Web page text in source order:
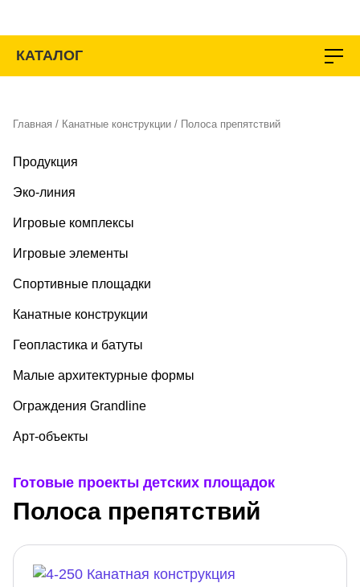
содержимому
КАТАЛОГ
Главная / Канатные конструкции / Полоса препятствий
Продукция
Эко-линия
Игровые комплексы
Игровые элементы
Спортивные площадки
Канатные конструкции
Геопластика и батуты
Малые архитектурные формы
Ограждения Grandline
Арт-объекты
Готовые проекты детских площадок
Полоса препятствий